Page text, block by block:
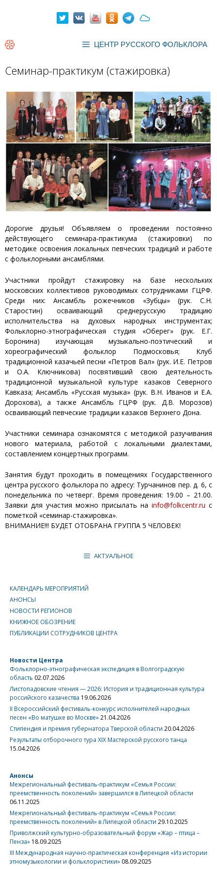
ЦЕНТР РУССКОГО ФОЛЬКЛОРА
Семинар-практикум (стажировка)
Дорогие друзья! Объявляем о проведении постоянно
действующего семинара-практикума (стажировки) по
методике освоения локальных певческих традиций и работе
с фольклорными ансамблями.
Участники пройдут стажировку на базе нескольких
московских коллективов руководимых сотрудниками ГЦРФ.
Среди них: Ансамбль рожечников «Зубцы» (рук. С.Н.
Старостин) осваивающий среднерусскую традицию
исполнительства на духовых народных инструментах;
Фольклорно-этнографическая студия «Оберег» (рук. Е.Г.
Боронина) изучающая музыкально-поэтический и
хореографический фольклор Подмосковья; Клуб
традиционной казачьей песни «Петров Вал» (рук. И.Е. Петров
и О.А. Ключникова) посвятивший свою деятельность
традиционной музыкальной культуре казаков Северного
Кавказа; Ансамбль «Русская музыка» (рук. В.Н. Иванов и Е.А.
Дорохова), а также Ансамбль ГЦРФ (рук. Д.В. Морозов)
осваивающий певческие традиции казаков Верхнего Дона.
Участники семинара ознакомятся с методикой разучивания
нового материала, работой с локальными диалектами,
составлением концертных программ.
Занятия будут проходить в помещениях Государственного
центра русского фольклора по адресу: Турчанинов пер. д. 6, с
понедельника по четверг. Время проведения: 19.00 – 21.00.
Заявки для участия можно присылать на info@folkcentr.ru с
пометкой «семинар-стажировка».
ВНИМАНИЕ!!! БУДЕТ ОТОБРАНА ГРУППА 5 ЧЕЛОВЕК!
АКТУАЛЬНОЕ
КАЛЕНДАРЬ МЕРОПРИЯТИЙ
АНОНСЫ
НОВОСТИ РЕГИОНОВ
КНИЖНОЕ ОБОЗРЕНИЕ
ПУБЛИКАЦИИ СОТРУДНИКОВ ЦЕНТРА
Новости Центра
Фольклорно-этнографическая экспедиция в Волгоградскую
область 02.07.2026
Листопадовские чтения — 2026: История и традиционная культура
российского казачества 19.06.2026
II Всероссийский фестиваль-конкурс исполнителей народных
песен «Во матушке во Москве»21.04.2026
Стипендия и премия губернатора Тверской области 20.04.2026
Результаты отборочного тура XIX Мастерской русского танца
15.04.2026
Анонсы
Межрегиональный фестиваль-практикум «Семья России:
преемственность поколений» завершился в Липецкой области
06.11.2025
Межрегиональный фестиваль-практикум «Семья России:
преемственность поколений» в Липецкой области 29.10.2025
Приволжский культурно-образовательный форум «Жар – птица –
Пенза» 18.09.2025
III Международная научно-практическая конференция «Из истории
этномузыкологии и фольклористики» 08.09.2025